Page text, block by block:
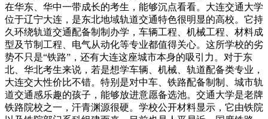
在华东、华中一带成长的考生，能够沉点看看。大连交通大学
位于辽宁大连，是东北地域轨道交通特色很明显的高校。它持
久环绕轨道交通配备制制办学，车辆工程、机械工程、材料成
型及节制工程、电气从动化等专业都值得关心。这所学校的劣
势不只是“铁路”，还有大连这座城市本身的吸引力。对于东
北、华北考生来说，若是想学车辆、机械、轨道配备类专业，
大连交大性价比不错。特别是对中车、铁路配备制制、城市轨
道交通感乐趣的孩子，能够放进意愿备选池。交通大学是老牌
铁路院校之一，汗青渊源很硬。学校公开材料显示，它由铁院